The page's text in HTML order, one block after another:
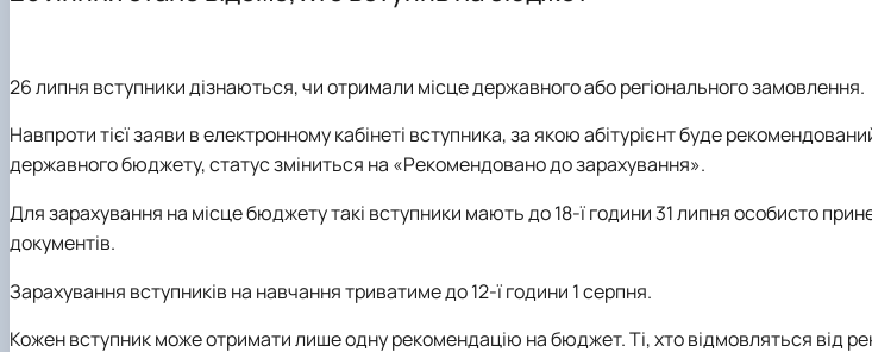
D3 «Менеджмент» ОПП «Управління
Як стати студентом?
Підготовка до ЄВІ
Підготовчі курси до НМТ
Правила прийому 2026
Управління закладом освіти (професійна)
Електронні навчальні курси
Аспіранти
Науковий гурток
26 липня вступники дізнаються, чи отримали місце державного або регіонального замовлення.
Навпроти тієї заяви в електронному кабінеті вступника, за якою абітурієнт буде
державного бюджету, статус зміниться на «Рекомендовано до зарахування».
Для зарахування на місце бюджету такі вступники мають до 18-ї години 31 липня особисто
документів.
Зарахування вступників на навчання триватиме до 12-ї години 1 серпня.
Кожен вступник може отримати лише одну рекомендацію на бюджет. Ті, хто відмовляться від